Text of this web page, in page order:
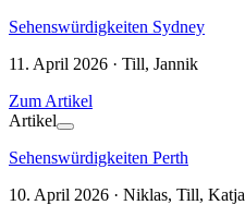
Sehenswürdigkeiten Sydney
11. April 2026 · Till, Jannik
Zum Artikel
Artikel
Sehenswürdigkeiten Perth
10. April 2026 · Niklas, Till, Katja